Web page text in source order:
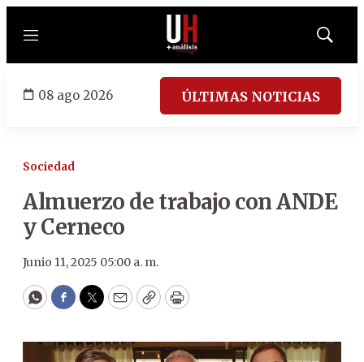
Menú
Mostrar
08 ago 2026 ÚLTIMAS NOTICIAS
Sociedad
Almuerzo de trabajo con ANDE
y Cerneco
Junio 11, 2025 05:00 a. m.
WhatsApp
Facebook
Twitter
EmailCopyPrint